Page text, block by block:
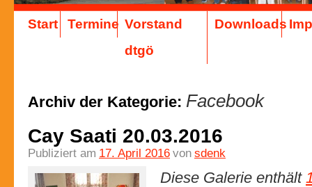
Start Termine Vorstand
dtgö
Downloads
Archiv der Kategorie: Facebook
Cay Saati 20.03.2016
Publiziert am 17. April 2016 von sdenk
Diese Galerie enthält